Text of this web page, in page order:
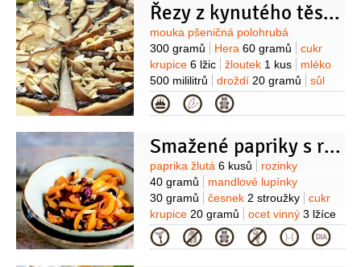
(mleté)
ovoce sušené 8 lžic
(směs)
mandlová tresť 1 lžička
polevu:
cukr moučkový
175 gramů
mandlové lupínky
60 gramů
šťáva citronová 1/2 kusu
(z 1/2 citronu)
voda2 lžíce
Řezy z kynutého těsta s hruškami a mákem
Suroviny
mouka pšeničná polohrubá
300 gramů
Hera 60 gramů
cukr
krupice 6 lžic žloutek 1 kus
mléko
500 mililitrů
droždí 20 gramů
sůl
1 špetka
mák150 gramů
(mletý)
cukr vanilkový1 balíček
Kategorie
Smažené papriky s rozinkami a mandlemi
Suroviny
paprika žlutá 6 kusů
rozinky
40 gramů
mandlové lupínky
30 gramů
česnek 2 stroužky
cukr
krupice 20 gramů ocet vinný 3 lžíce
(bílý)
olej olivový 6 lžic sůl pepř
Kategorie